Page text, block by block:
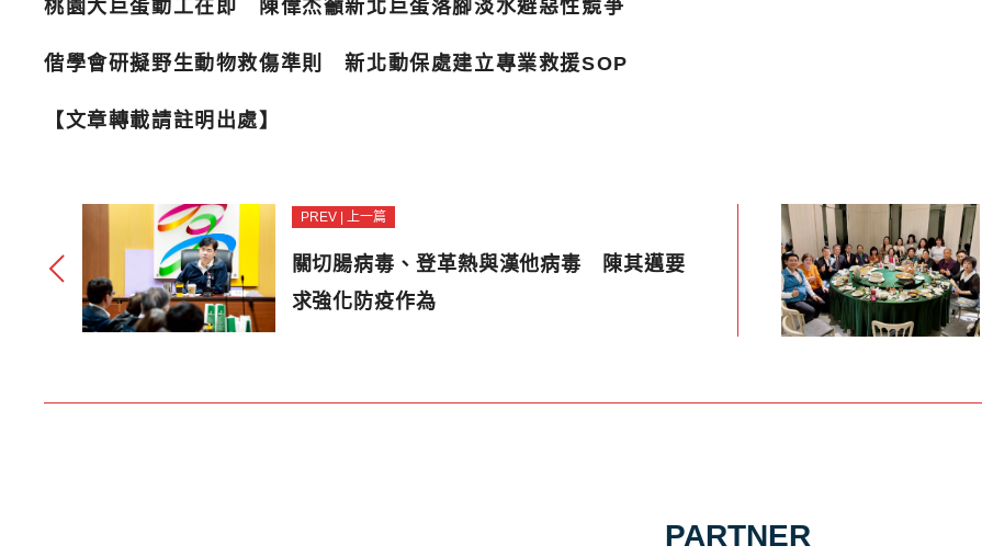
桃園大巨蛋動工在即 陳偉杰籲新北巨蛋落腳淡水避惡性競爭
偕學會研擬野生動物救傷準則 新北動保處建立專業救援SOP
【文章轉載請註明出處】
PREV | 上一篇
關切腸病毒、登革熱與漢他病毒 陳其邁要
求強化防疫作為
PARTNER